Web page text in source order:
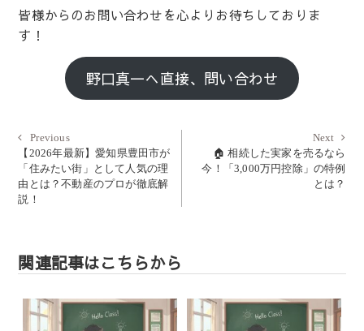
皆様からのお問い合わせを心よりお待ちしておりま
す！
野口真一へ直接、問い合わせ
投
稿
ナ
ビ
シ
ョ
ン
PreviousPrevious
post:
【2026年最新】愛知県豊田市が
「住みたい街」として人気の理
由とは？不動産のプロが徹底解
説！
Next
post:🏠 相続した実家を売るなら
今！「3,000万円控除」の特例
とは？
関連記事はこちらから